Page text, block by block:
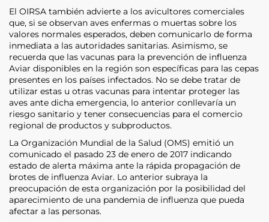
El OIRSA también advierte a los avicultores comerciales
que, si se observan aves enfermas o muertas sobre los
valores normales esperados, deben comunicarlo de forma
inmediata a las autoridades sanitarias. Asimismo, se
recuerda que las vacunas para la prevención de infl­uenza
Aviar disponibles en la región son específicas para las cepas
presentes en los países infectados. No se debe tratar de
utilizar estas u otras vacunas para intentar proteger las
aves ante dicha emergencia, lo anterior conllevaría un
riesgo sanitario y tener consecuencias para el comercio
regional de productos y subproductos.
La Organización Mundial de la Salud (OMS) emitió un
comunicado el pasado 23 de enero de 2017 indicando
estado de alerta máxima ante la rápida propagación de
brotes de infl­uenza Aviar. Lo anterior subraya la
preocupación de esta organización por la posibilidad del
aparecimiento de una pandemia de infl­uenza que pueda
afectar a las personas.